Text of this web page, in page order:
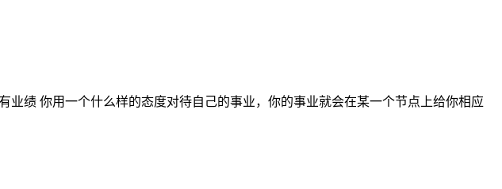
绩 你用一个什么样的态度对待自己的事业，你的事业就会在某一个节点上给你相应